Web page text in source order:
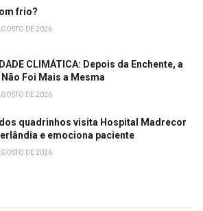
frio?
DE 2026
CLIMÁTICA: Depois da Enchente, a
Não Foi Mais a Mesma
DE 2026
quadrinhos visita Hospital Madrecor
e emociona paciente
DE 2026